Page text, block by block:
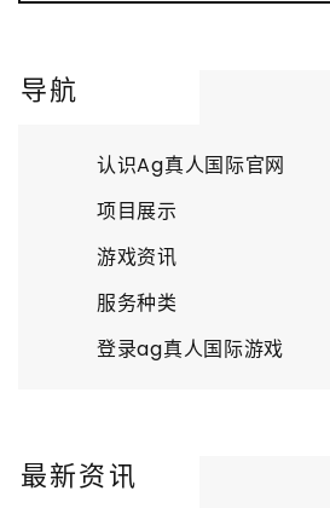
导航
认识Ag真人国际官网
项目展示
游戏资讯
服务种类
登录ag真人国际游戏
最新资讯